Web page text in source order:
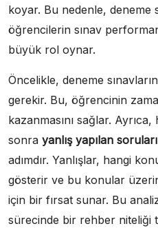
koyar. Bu nedenle, deneme
öğrencilerin sınav
büyük rol oynar.
Öncelikle, deneme
gerekir. Bu, öğrencinin
kazanmasını sağlar.
sonra yanlış yapılan
adımdır. Yanlışlar, hangi
gösterir ve bu konular
için bir fırsat sunar. Bu
sürecinde bir rehber niteliği